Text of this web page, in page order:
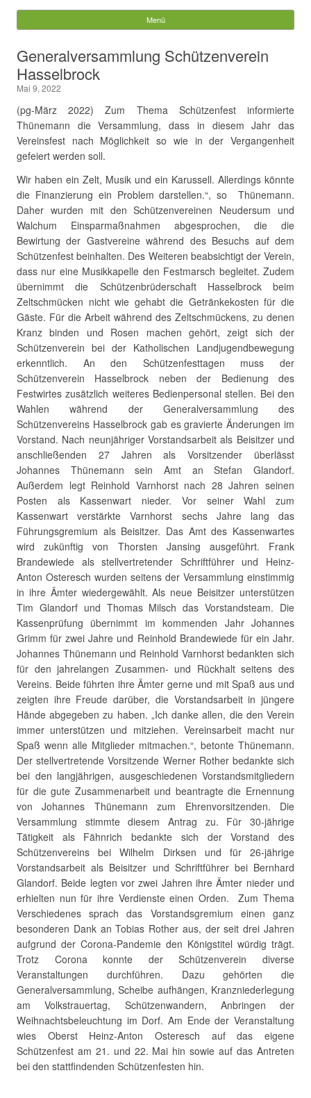
Gemeinde Walchum
nach:
Menü
Generalversammlung Schützenverein
Hasselbrock
Mai 9, 2022
(pg-März 2022) Zum Thema Schützenfest informierte
Thünemann die Versammlung, dass in diesem Jahr das
Vereinsfest nach Möglichkeit so wie in der Vergangenheit
gefeiert werden soll.
Wir haben ein Zelt, Musik und ein Karussell. Allerdings könnte
die Finanzierung ein Problem darstellen.“, so Thünemann.
Daher wurden mit den Schützenvereinen Neudersum und
Walchum Einsparmaßnahmen abgesprochen, die die
Bewirtung der Gastvereine während des Besuchs auf dem
Schützenfest beinhalten. Des Weiteren beabsichtigt der Verein,
dass nur eine Musikkapelle den Festmarsch begleitet. Zudem
übernimmt die Schützenbrüderschaft Hasselbrock beim
Zeltschmücken nicht wie gehabt die Getränkekosten für die
Gäste. Für die Arbeit während des Zeltschmückens, zu denen
Kranz binden und Rosen machen gehört, zeigt sich der
Schützenverein bei der Katholischen Landjugendbewegung
erkenntlich. An den Schützenfesttagen muss der
Schützenverein Hasselbrock neben der Bedienung des
Festwirtes zusätzlich weiteres Bedienpersonal stellen. Bei den
Wahlen während der Generalversammlung des
Schützenvereins Hasselbrock gab es gravierte Änderungen im
Vorstand. Nach neunjähriger Vorstandsarbeit als Beisitzer und
anschließenden 27 Jahren als Vorsitzender überlässt
Johannes Thünemann sein Amt an Stefan Glandorf.
Außerdem legt Reinhold Varnhorst nach 28 Jahren seinen
Posten als Kassenwart nieder. Vor seiner Wahl zum
Kassenwart verstärkte Varnhorst sechs Jahre lang das
Führungsgremium als Beisitzer. Das Amt des Kassenwartes
wird zukünftig von Thorsten Jansing ausgeführt. Frank
Brandewiede als stellvertretender Schriftführer und Heinz-
Anton Osteresch wurden seitens der Versammlung einstimmig
in ihre Ämter wiedergewählt. Als neue Beisitzer unterstützen
Tim Glandorf und Thomas Milsch das Vorstandsteam. Die
Kassenprüfung übernimmt im kommenden Jahr Johannes
Grimm für zwei Jahre und Reinhold Brandewiede für ein Jahr.
Johannes Thünemann und Reinhold Varnhorst bedankten sich
für den jahrelangen Zusammen- und Rückhalt seitens des
Vereins. Beide führten ihre Ämter gerne und mit Spaß aus und
zeigten ihre Freude darüber, die Vorstandsarbeit in jüngere
Hände abgegeben zu haben. „Ich danke allen, die den Verein
immer unterstützen und mitziehen. Vereinsarbeit macht nur
Spaß wenn alle Mitglieder mitmachen.“, betonte Thünemann.
Der stellvertretende Vorsitzende Werner Rother bedankte sich
bei den langjährigen, ausgeschiedenen Vorstandsmitgliedern
für die gute Zusammenarbeit und beantragte die Ernennung
von Johannes Thünemann zum Ehrenvorsitzenden. Die
Versammlung stimmte diesem Antrag zu. Für 30-jährige
Tätigkeit als Fähnrich bedankte sich der Vorstand des
Schützenvereins bei Wilhelm Dirksen und für 26-jährige
Vorstandsarbeit als Beisitzer und Schriftführer bei Bernhard
Glandorf. Beide legten vor zwei Jahren ihre Ämter nieder und
erhielten nun für ihre Verdienste einen Orden. Zum Thema
Verschiedenes sprach das Vorstandsgremium einen ganz
besonderen Dank an Tobias Rother aus, der seit drei Jahren
aufgrund der Corona-Pandemie den Königstitel würdig trägt.
Trotz Corona konnte der Schützenverein diverse
Veranstaltungen durchführen. Dazu gehörten die
Generalversammlung, Scheibe aufhängen, Kranzniederlegung
am Volkstrauertag, Schützenwandern, Anbringen der
Weihnachtsbeleuchtung im Dorf. Am Ende der Veranstaltung
wies Oberst Heinz-Anton Osteresch auf das eigene
Schützenfest am 21. und 22. Mai hin sowie auf das Antreten
bei den stattfindenden Schützenfesten hin.